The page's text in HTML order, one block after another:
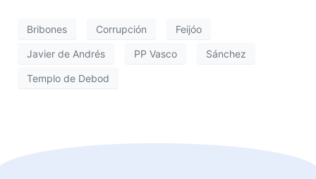
Bribones Corrupción Feijóo
Javier de Andrés PP Vasco Sánchez
Templo de Debod